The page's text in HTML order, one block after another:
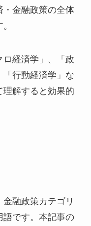
・金融政策の全体
経済学」、「政
行動経済学」な
理解すると効果的
融政策カテゴリ
語です。本記事の